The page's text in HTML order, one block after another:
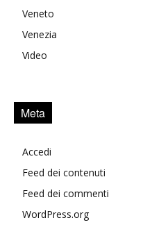
Veneto
Venezia
Video
Meta
Accedi
Feed dei contenuti
Feed dei commenti
WordPress.org